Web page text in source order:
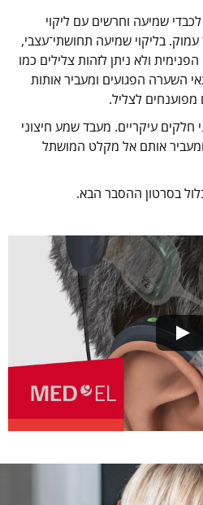
שמיעה וחרשים עם ליקוי
בליקוי שמיעה תחושתי־עצבי,
ולא ניתן לזהות צלילים כמו
השערה הפגועים ומעביר אותות
לצליל.
עיקריים. מעבד שמע חיצוני
אותם אל מקלט המושתל
בסרטון ההסבר הבא.